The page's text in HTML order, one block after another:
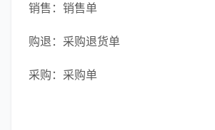
销售：销售单
购退：采购退货单
采购：采购单